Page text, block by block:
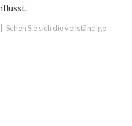
Sehen Sie sich die vollständige